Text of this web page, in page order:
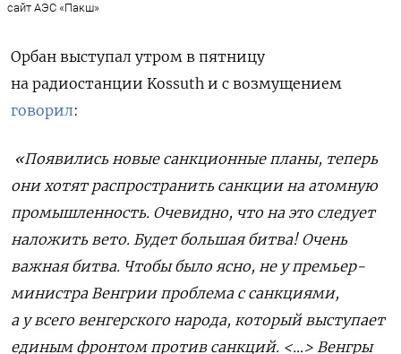
сайт АЭС «Пакш»
Орбан выступал утром в пятницу
на радиостанции Kossuth и с возмущением
говорил:
«Появились новые санкционные планы, теперь
они хотят распространить санкции на атомную
промышленность. Очевидно, что на это следует
наложить вето. Будет большая битва! Очень
важная битва. Чтобы было ясно, не у премьер-
министра Венгрии проблема с санкциями,
а у всего венгерского народа, который выступает
единым фронтом против санкций. <…> Венгры